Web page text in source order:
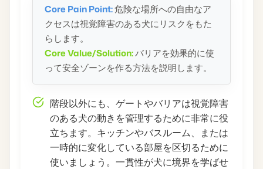
Core Pain Point:危険な場所への自由なア
クセスは視覚障害のある犬にリスクをもた
らします。
Core Value/Solution:バリアを効果的に使
って安全ゾーンを作る方法を説明します。
階段以外にも、ゲートやバリアは視覚障害
のある犬の動きを管理するために非常に役
立ちます。キッチンやバスルーム、または
一時的に変化している部屋を区切るために
使いましょう。一貫性が犬に境界を学ばせ